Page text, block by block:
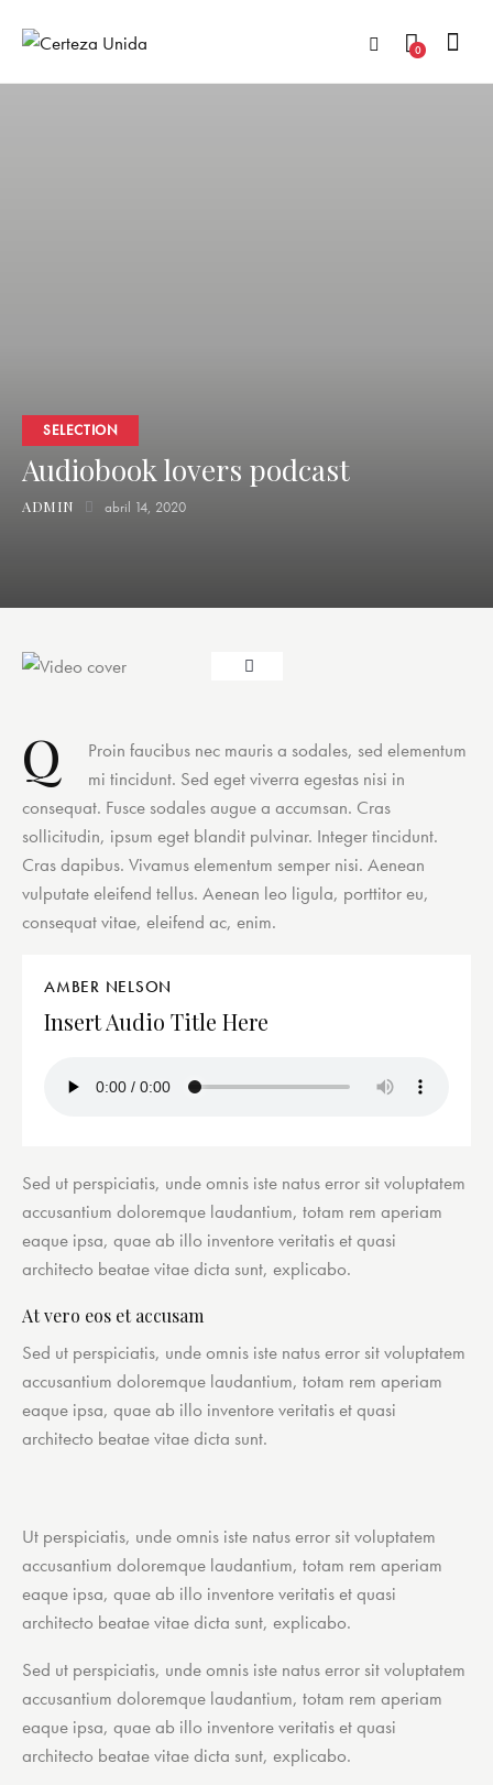
0
SELECTION
Audiobook lovers podcast
ADMIN abril 14, 2020
Q
Proin faucibus nec mauris a sodales, sed elementum
mi tincidunt. Sed eget viverra egestas nisi in
consequat. Fusce sodales augue a accumsan. Cras
sollicitudin, ipsum eget blandit pulvinar. Integer tincidunt.
Cras dapibus. Vivamus elementum semper nisi. Aenean
vulputate eleifend tellus. Aenean leo ligula, porttitor eu,
consequat vitae, eleifend ac, enim.
AMBER NELSON
Insert Audio Title Here
Sed ut perspiciatis, unde omnis iste natus error sit voluptatem
accusantium doloremque laudantium, totam rem aperiam
eaque ipsa, quae ab illo inventore veritatis et quasi
architecto beatae vitae dicta sunt, explicabo.
At vero eos et accusam
Sed ut perspiciatis, unde omnis iste natus error sit voluptatem
accusantium doloremque laudantium, totam rem aperiam
eaque ipsa, quae ab illo inventore veritatis et quasi
architecto beatae vitae dicta sunt.
Ut perspiciatis, unde omnis iste natus error sit voluptatem
accusantium doloremque laudantium, totam rem aperiam
eaque ipsa, quae ab illo inventore veritatis et quasi
architecto beatae vitae dicta sunt, explicabo.
Sed ut perspiciatis, unde omnis iste natus error sit voluptatem
accusantium doloremque laudantium, totam rem aperiam
eaque ipsa, quae ab illo inventore veritatis et quasi
architecto beatae vitae dicta sunt, explicabo.